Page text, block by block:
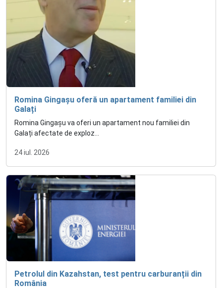
Romina Gingașu oferă un apartament familiei din
Galați
Romina Gingașu va oferi un apartament nou familiei din
Galați afectate de exploz...
24 iul. 2026
Petrolul din Kazahstan, test pentru carburanții din
România